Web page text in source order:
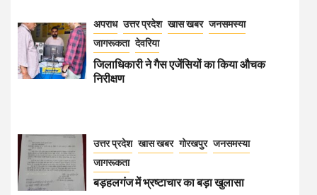
अपराध उत्तर प्रदेश खास खबर जनसमस्या
जागरूकता देवरिया
जिलाधिकारी ने गैस एजेंसियों का किया औचक
निरीक्षण
उत्तर प्रदेश खास खबर गोरखपुर जनसमस्या
जागरूकता
बड़हलगंज में भ्रष्टाचार का बड़ा खुलासा